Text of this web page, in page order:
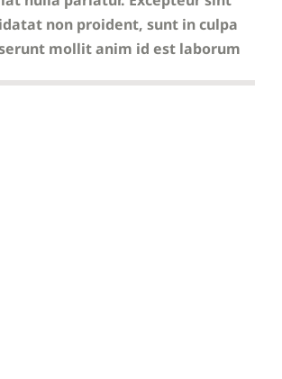
non proident, sunt in culpa
mollit anim id est laborum